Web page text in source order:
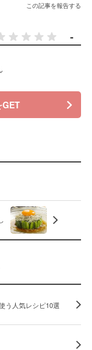
この記事を報告する
-
GET
う人気レシピ10選